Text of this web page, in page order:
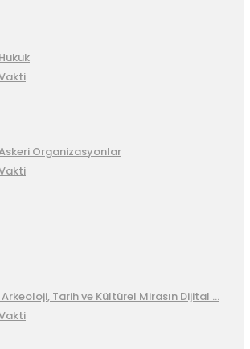
Organizasyonlar
Tarih ve Kültürel Mirasın Dijital …